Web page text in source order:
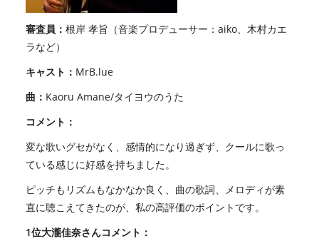
審査員： 根岸 孝旨（音楽プロデューサー：aiko、木村カエ
ラなど）
キャスト： MrB.lue
曲： Kaoru Amane/タイヨウのうた
コメント：
変な歌いグセがなく、感情的になり過ぎず、クールに歌っ
ている感じに好感を持ちました。
ピッチもリズムもなかなか良く、曲の歌詞、メロディが素
直に聴こえてきたのが、私の高評価のポイントです。
1位大瀧佳奈さんコメント：